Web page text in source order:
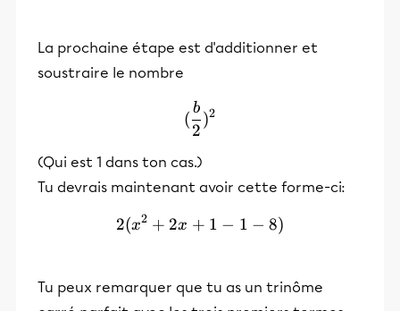
La prochaine étape est d'additionner et
soustraire le nombre
(\frac{b}{2})^2
(
2
b
)2
(Qui est 1 dans ton cas.)
Tu devrais maintenant avoir cette forme-ci:
2(x^2 + 2x + 1 - 1 -8)
2(x2 + 2x + 1 − 1 − 8)
Tu peux remarquer que tu as un trinôme